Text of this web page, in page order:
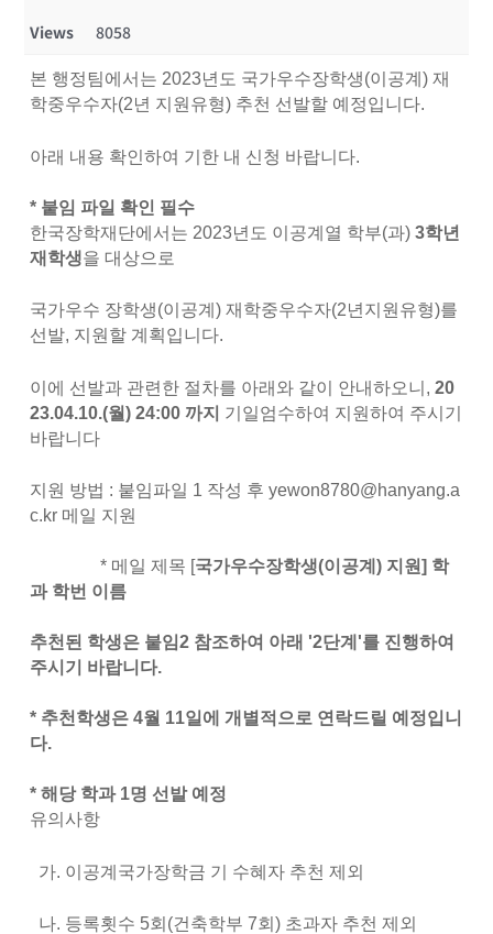
Views
8058
본 행정팀에서는 2023년도 국가우수장학생(이공계) 재
학중우수자(2년 지원유형) 추천 선발할 예정입니다.
아래 내용 확인하여 기한 내 신청 바랍니다.
* 붙임 파일 확인 필수
한국장학재단에서는 2023년도 이공계열 학부(과)3학년
재학생을 대상으로
국가우수 장학생(이공계) 재학중우수자(2년지원유형)를
선발, 지원할 계획입니다.
이에 선발과 관련한 절차를 아래와 같이 안내하오니,20
23.04.10.(월) 24:00 까지 기일엄수하여 지원하여 주시기
바랍니다
지원 방법 : 붙임파일 1 작성 후 yewon8780@hanyang.a
c.kr 메일 지원
* 메일 제목 [국가우수장학생(이공계) 지원] 학
과 학번 이름
추천된 학생은 붙임2 참조하여 아래 '2단계'를 진행하여
주시기 바랍니다.
* 추천학생은 4월 11일에 개별적으로 연락드릴 예정입니
다.
* 해당 학과 1명 선발 예정
유의사항
가. 이공계국가장학금 기 수혜자 추천 제외
나. 등록횟수 5회(건축학부 7회) 초과자 추천 제외